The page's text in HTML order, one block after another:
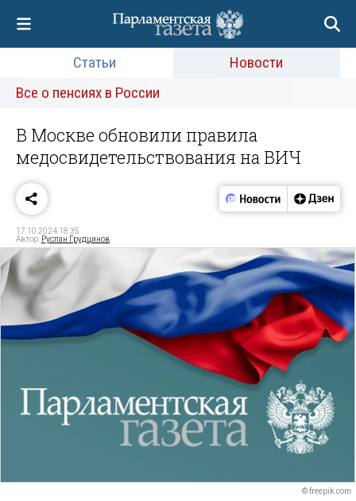
Статьи
Новости
Все о пенсиях в России
В Москве обновили правила
медосвидетельствования на ВИЧ
17.10.2024 18:35
Автор: Руслан Грудцинов
© freepik.com